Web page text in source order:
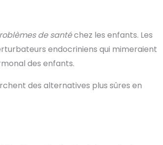
de santéchez les enfants. Les
endocriniens qui mimeraient
des enfants.
des alternatives plus sûres en